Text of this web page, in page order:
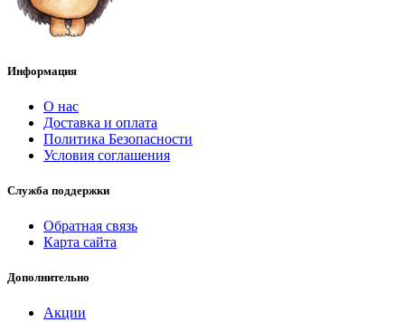
Информация
О нас
Доставка и оплата
Политика Безопасности
Условия соглашения
Служба поддержки
Обратная связь
Карта сайта
Дополнительно
Акции